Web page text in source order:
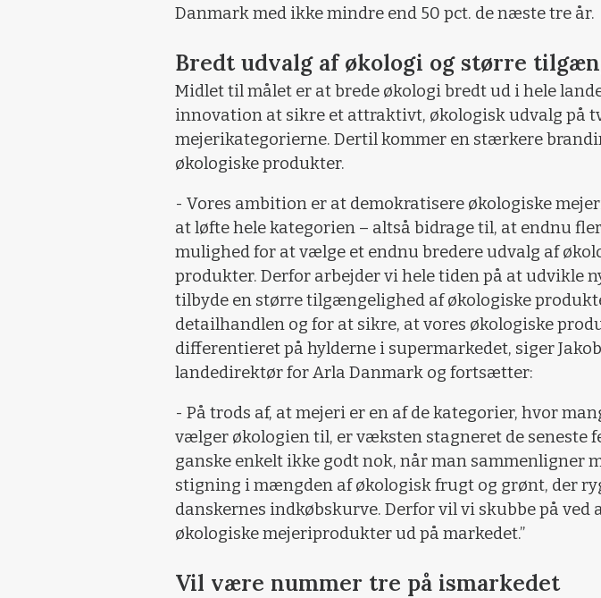
Danmark med ikke mindre end 50 pct. de næste tre år.
Bredt udvalg af økologi og større
Midlet til målet er at brede økologi bredt ud i hele
innovation at sikre et attraktivt, økologisk udvalg på
mejerikategorierne. Dertil kommer en stærkere
økologiske produkter.
- Vores ambition er at demokratisere økologiske
at løfte hele kategorien – altså bidrage til, at endnu
mulighed for at vælge et endnu bredere udvalg af
produkter. Derfor arbejder vi hele tiden på at udvikle
tilbyde en større tilgængelighed af økologiske
detailhandlen og for at sikre, at vores økologiske
differentieret på hylderne i supermarkedet, siger
landedirektør for Arla Danmark og fortsætter:
- På trods af, at mejeri er en af de kategorier, hvor
vælger økologien til, er væksten stagneret de seneste
ganske enkelt ikke godt nok, når man sammenligner
stigning i mængden af økologisk frugt og grønt, der
danskernes indkøbskurve. Derfor vil vi skubbe på ved
økologiske mejeriprodukter ud på markedet.”
Vil være nummer tre på ismarkedet